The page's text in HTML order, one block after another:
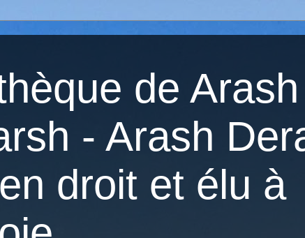
de Arash
- Arash
droit et élu à